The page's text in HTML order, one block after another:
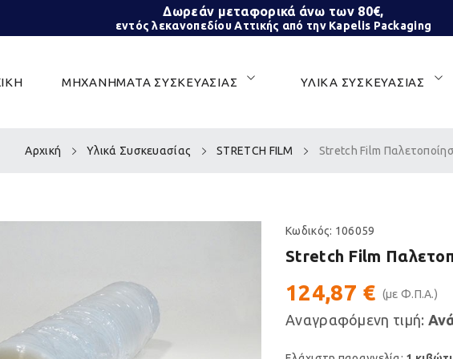
Δωρεάν μεταφορικά άνω των 80€,
εντός λεκανοπεδίου Αττικής από την Kapelis Packaging
ΜΗΧΑΝΗΜΑΤΑ ΣΥΣΚΕΥΑΣΙΑΣ ΥΛΙΚΑ ΣΥΣΚΕΥΑΣΙΑΣ
Αρχική Υλικά Συσκευασίας STRETCH FILM Stretch Film
Κωδικός: 106059
Stretch Film
124,87 € (με Φ.Π.Α.)
Αναγραφόμενη τιμή: